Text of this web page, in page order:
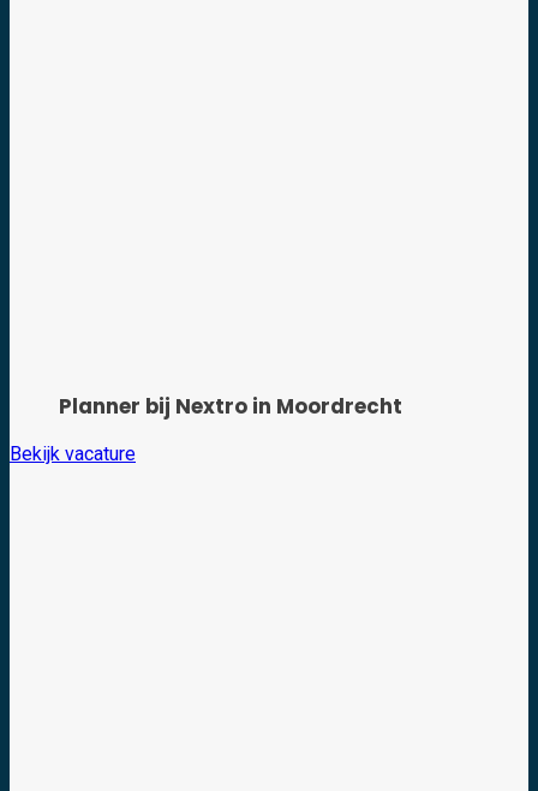
Planner bij Nextro in Moordrecht
Bekijk vacature